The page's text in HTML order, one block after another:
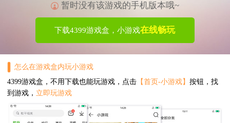
暂时没有该游戏的手机版本哦~
下载4399游戏盒，小游戏在线畅玩
怎么在游戏盒内玩小游戏
4399游戏盒，不用下载也能玩游戏，点击【首页-小游戏】 按钮，找
到游戏， 立即玩游戏